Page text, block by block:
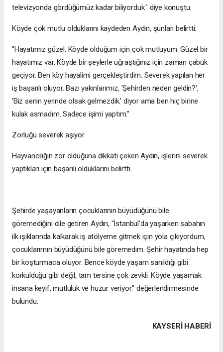
televizyonda gördüğümüz kadar biliyorduk." diye konuştu.
Köyde çok mutlu olduklarını kaydeden Aydın, şunları belirtti:
"Hayatımız güzel. Köyde olduğum için çok mutluyum. Güzel bir
hayatımız var. Köyde bir şeylerle uğraştığınız için zaman çabuk
geçiyor. Ben köy hayalimi gerçekleştirdim. Severek yapılan her
iş başarılı oluyor. Bazı yakınlarımız, 'Şehirden neden geldin?',
'Biz senin yerinde olsak gelmezdik.' diyor ama ben hiç birine
kulak asmadım. Sadece işimi yaptım."
Zorluğu severek aşıyor
Hayvancılığın zor olduğuna dikkati çeken Aydın, işlerini severek
yaptıkları için başarılı olduklarını belirtti.
Şehirde yaşayanların çocuklarının büyüdüğünü bile
göremediğini dile getiren Aydın, "İstanbul'da yaşarken sabahın
ilk ışıklarında kalkarak iş atölyeme gitmek için yola çıkıyordum,
çocuklarımın büyüdüğünü bile göremedim. Şehir hayatında hep
bir koşturmaca oluyor. Bence köyde yaşam sanıldığı gibi
korkulduğu gibi değil, tam tersine çok zevkli. Köyde yaşamak
insana keyif, mutluluk ve huzur veriyor." değerlendirmesinde
bulundu.
KAYSERI HABERİ